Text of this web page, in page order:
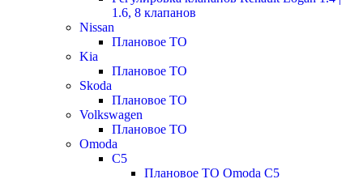
1.6, 8 клапанов
Nissan
Плановое ТО
Kia
Плановое ТО
Skoda
Плановое ТО
Volkswagen
Плановое ТО
Omoda
C5
Плановое ТО Omoda C5